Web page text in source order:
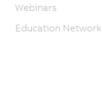
Webinars
Education Network